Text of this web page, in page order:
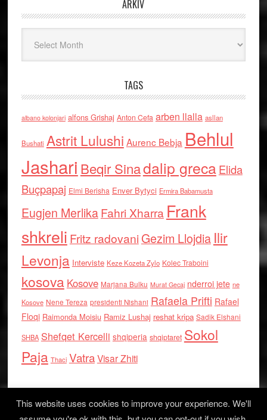
ARKIV
TAGS
albano kolonjari alfons Grishaj Anton Cefa arben llalla asllan
Bushati Astrit Lulushi Aurenc Bebja Behlul
Jashari Beqir Sinadalip grecaElida
Buçpapaj Elmi Berisha Enver Bytyci Ermira Babamusta
Eugjen MerlikaFahri Xharra Frank
shkreli Fritz radovaniGezim Llojdia Ilir
Levonja Interviste Keze Kozeta Zylo Kolec Traboini
kosova Kosove Marjana Bulku Murat Gecaj nderroi jete ne
Kosove Nene Tereza presidenti Nishani Rafaela Prifti Rafael
Floqi Raimonda Moisiu Ramiz Lushaj reshat kripa Sadik Elshani
SHBA Shefqet Kercelli shqiperia shqiptaret Sokol
Paja Thaci VatraVisar Zhiti
This website uses cookies to improve your experience. We'll